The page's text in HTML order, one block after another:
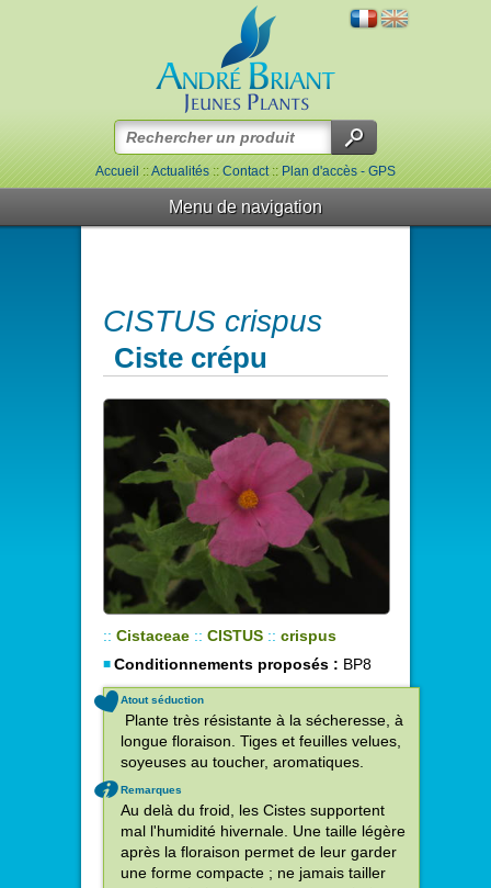
Accueil::Actualités::Contact::Plan d'accès - GPS
Menu de navigation
CISTUS crispus
Ciste crépu
:: Cistaceae :: CISTUS :: crispus
Conditionnements proposés : BP8
Atout séduction
Plante très résistante à la sécheresse, à
longue floraison. Tiges et feuilles velues,
soyeuses au toucher, aromatiques.
Remarques
Au delà du froid, les Cistes supportent
mal l'humidité hivernale. Une taille légère
après la floraison permet de leur garder
une forme compacte ; ne jamais tailler